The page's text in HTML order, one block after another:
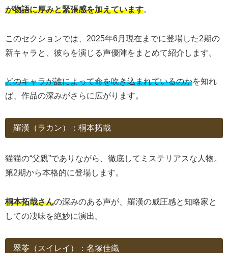
が物語に厚みと緊張感を加えています。
このセクションでは、2025年6月現在までに登場した2期の
新キャラと、彼らを演じる声優陣をまとめて紹介します。
どのキャラが誰によって命を吹き込まれているのかを知れ
ば、作品の深みがさらに広がります。
羅漢（ラカン）：桐本拓哉
猫猫の“父親”でありながら、徹底してミステリアスな人物。
第2期から本格的に登場します。
桐本拓哉さんの深みのある声が、羅漢の威圧感と知略家と
しての凄味を絶妙に演出。
翠苓（スイレイ）：名塚佳織